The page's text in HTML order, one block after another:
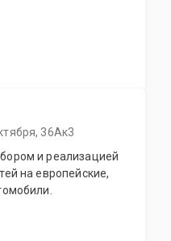
36Ак3
и реализацией
на европейские,